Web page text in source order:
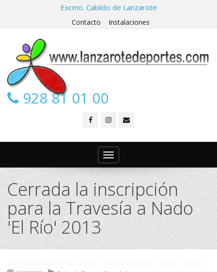
Excmo. Cabildo de Lanzarote
Contacto Instalaciones
928 81 01 00
Toggle
navigation
Cerrada la inscripción
para la Travesía a Nado
'El Río' 2013